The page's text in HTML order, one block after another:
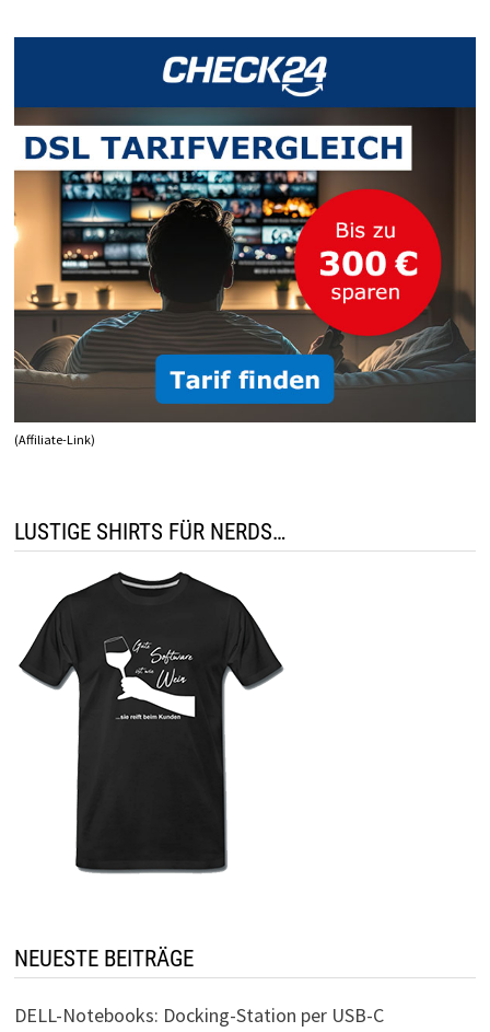
(Affiliate-Link)
LUSTIGE SHIRTS FÜR NERDS…
NEUESTE BEITRÄGE
DELL-Notebooks: Docking-Station per USB-C